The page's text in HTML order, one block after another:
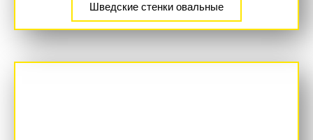
Шведские стенки овальные